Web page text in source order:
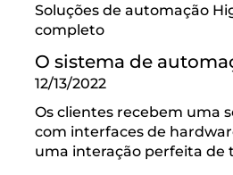
Soluções de automação
completo
O sistema de
12/13/2022
Os clientes recebem uma
com interfaces de
uma interação perfeita de